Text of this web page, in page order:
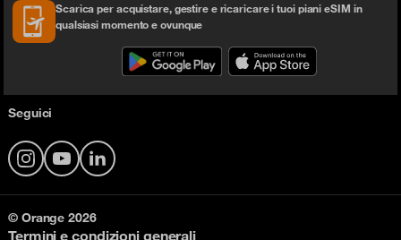
Scarica per acquistare, gestire e ricaricare i tuoi piani eSIM in
qualsiasi momento e ovunque
Seguici
InstagramYouTubeLinkedIn
© Orange 2026
Termini e condizioni generali